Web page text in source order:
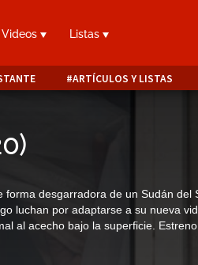
Videos Listas
ARTÍCULOS Y LISTAS
)
forma desgarradora de un Sudán del
luchan por adaptarse a su nueva
al acecho bajo la superficie. Estreno